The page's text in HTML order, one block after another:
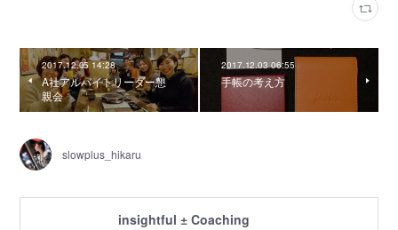
2017.12.05 14:28
A社アルバイトリーダー懇
親会
2017.12.03 06:55
手帳の考え方
slowplus_hikaru
insightful ± Coaching